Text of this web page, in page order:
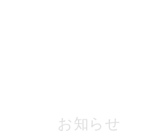
お知らせ